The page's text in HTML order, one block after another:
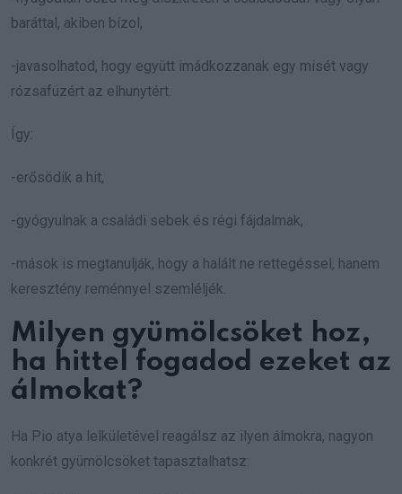
baráttal, akiben bízol,
-javasolhatod, hogy együtt imádkozzanak egy misét vagy
rózsafüzért az elhunytért.
Így:
-erősödik a hit,
-gyógyulnak a családi sebek és régi fájdalmak,
-mások is megtanulják, hogy a halált ne rettegéssel, hanem
keresztény reménnyel szemléljék.
Milyen gyümölcsöket hoz,
ha hittel fogadod ezeket az
álmokat?
Ha Pio atya lelkületével reagálsz az ilyen álmokra, nagyon
konkrét gyümölcsöket tapasztalhatsz: